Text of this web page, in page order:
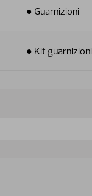
● Guarnizioni
● Kit guarnizioni